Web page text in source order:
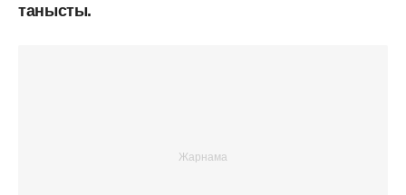
танысты.